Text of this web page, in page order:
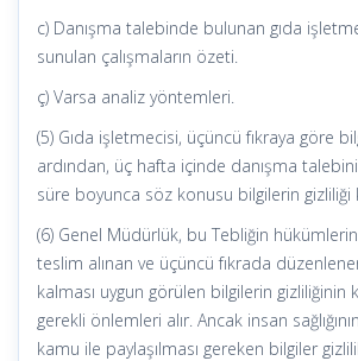
c) Danışma talebinde bulunan gıda
sunulan çalışmaların özeti.
ç) Varsa analiz yöntemleri.
(5) Gıda işletmecisi, üçüncü fıkraya göre
ardından, üç hafta içinde danışma
süre boyunca söz konusu bilgilerin gizliliği
(6) Genel Müdürlük, bu Tebliğin
teslim alınan ve üçüncü fıkrada
kalması uygun görülen bilgilerin gizliliğinin
gerekli önlemleri alır. Ancak insan
kamu ile paylaşılması gereken bilgiler